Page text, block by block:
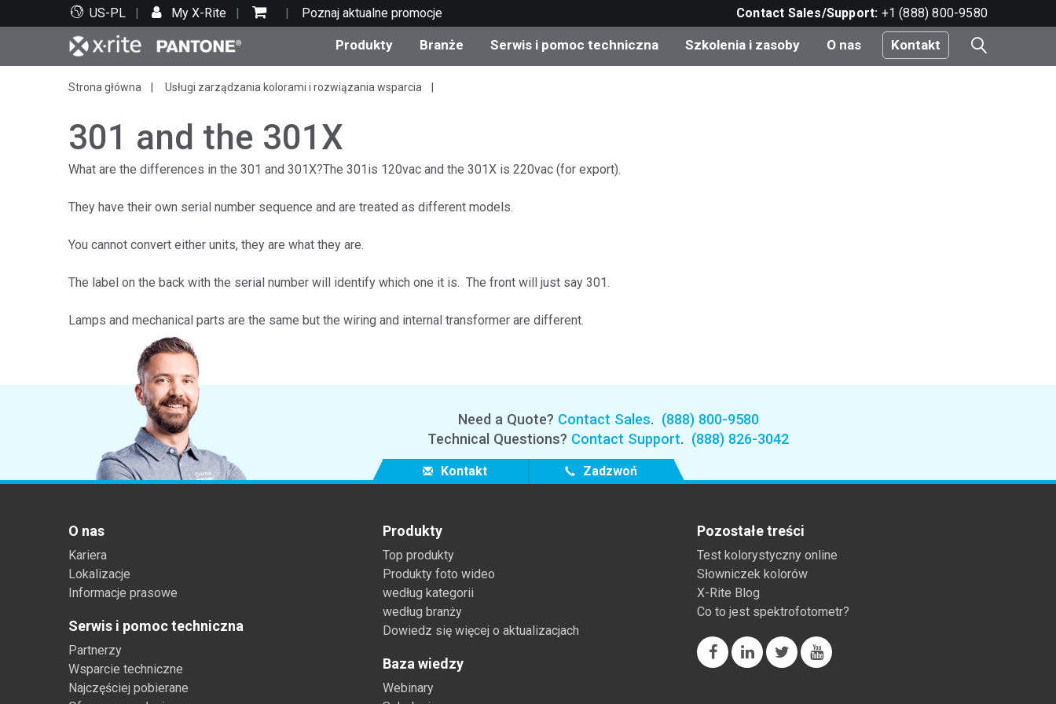
US-PL My X-Rite Poznaj aktualne promocje Contact Sales/Support: +1 (888) 800-9580
Produkty
Top produkty Kategorie produktów
Aktualne promocje
Branże
Druk i opakowania
Motoryzacja
Tworzywa sztuczne
Farby i powłoki
Tekstylia
Dobra trwałe
Serwis i pomoc techniczna
Wsparcie techniczne Serwis i utrzymanie
Szkolenia i zasoby
Zasoby edukacyjne Szkolenie
Brand Experience Center
O nas Kontakt
Strona główna Usługi zarządzania kolorami i rozwiązania wsparcia
301 and the 301X
What are the differences in the 301 and 301X?The 301is 120vac and the 301X is 220vac (for export).
They have their own serial number sequence and are treated as different models.
You cannot convert either units, they are what they are.
The label on the back with the serial number will identify which one it is. The front will just say 301.
Lamps and mechanical parts are the same but the wiring and internal transformer are different.
Need a Quote? Contact Sales. (888) 800-9580
Technical Questions? Contact Support. (888) 826-3042
Kontakt Zadzwoń
O nas
Kariera
Lokalizacje
Informacje prasowe
Serwis i pomoc techniczna
Partnerzy
Wsparcie techniczne
Najczęściej pobierane
Produkty
Top produkty
Produkty foto wideo
według kategorii
według branży
Dowiedz się więcej o aktualizacjach
Baza wiedzy
Webinary
Pozostałe treści
Test kolorystyczny online
Słowniczek kolorów
X-Rite Blog
Co to jest spektrofotometr?